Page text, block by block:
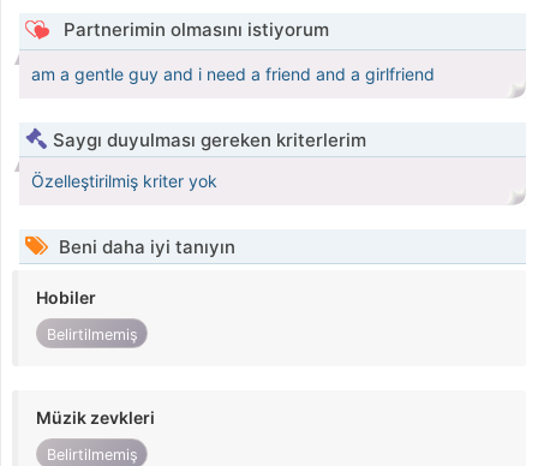
Partnerimin olmasını istiyorum
am a gentle guy and i need a friend and a girlfriend
Saygı duyulması gereken kriterlerim
Özelleştirilmiş kriter yok
Beni daha iyi tanıyın
Hobiler
Belirtilmemiş
Müzik zevkleri
Belirtilmemiş